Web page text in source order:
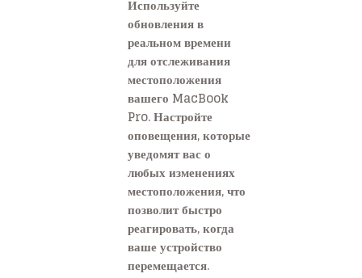
Используйте
обновления в
реальном времени
для отслеживания
местоположения
вашего MacBook
Pro. Настройте
оповещения, которые
уведомят вас о
любых изменениях
местоположения, что
позволит быстро
реагировать, когда
ваше устройство
перемещается.